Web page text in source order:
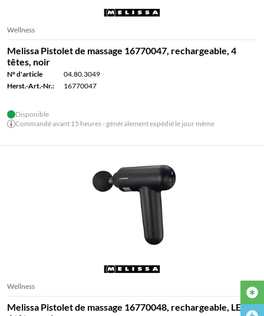
Wellness
Melissa Pistolet de massage 16770047, rechargeable, 4
têtes, noir
N° d'article
04.80.3049
Herst.-Art.-Nr.:
16770047
Disponible
Commandé avant 15 heures - généralement expédié le jour même
Wellness
Melissa Pistolet de massage 16770048, rechargeable, LED,